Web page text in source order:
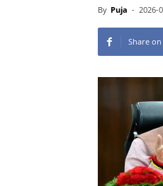
By Puja - 2026-
Share